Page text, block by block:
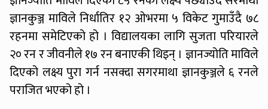
ज्ञानकुञ्ज माविले निर्धातिर १२ ओभरमा ५ विकेट गुमाउँदै ७८
रहनमा समेटिएको हो । विद्यालयका लागि सुजता परियारले
२० रन र जीवनीले १७ रन बनाएकी थिइन् । ज्ञानज्योति माविले
दिएको लक्ष्य पुरा गर्न नसक्दा सगरमाथा ज्ञानकुञ्जले ६ रनले
पराजित भएको हो ।